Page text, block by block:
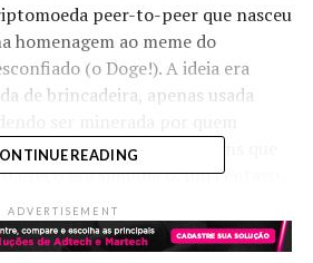
peer-to-peer que nasceu
homenagem ao meme do
(o Doge!). A ideia era
de brincadeira, apenas usada
um número máximo de coins que
preço era simbólico: um centavo
aconteceu. E o Reddit, como
de juntar os investidores
compra e venda de ativos. Os
READING
ADVERTISEMENT